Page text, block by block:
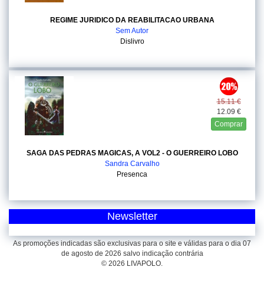
REGIME JURIDICO DA REABILITACAO URBANA
Sem Autor
Dislivro
15.11 €
12.09 €
Comprar
SAGA DAS PEDRAS MAGICAS, A VOL2 - O GUERREIRO LOBO
Sandra Carvalho
Presenca
Newsletter
As promoções indicadas são exclusivas para o site e válidas para o dia 07
de agosto de 2026 salvo indicação contrária
© 2026 LIVAPOLO.